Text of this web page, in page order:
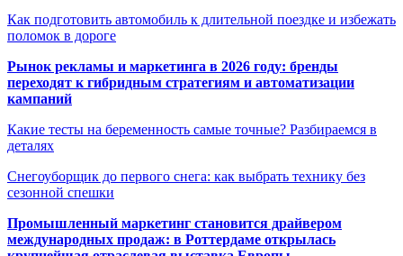
Как подготовить автомобиль к длительной поездке и избежать
поломок в дороге
Рынок рекламы и маркетинга в 2026 году: бренды
переходят к гибридным стратегиям и автоматизации
кампаний
Какие тесты на беременность самые точные? Разбираемся в
деталях
Снегоуборщик до первого снега: как выбрать технику без
сезонной спешки
Промышленный маркетинг становится драйвером
международных продаж: в Роттердаме открылась